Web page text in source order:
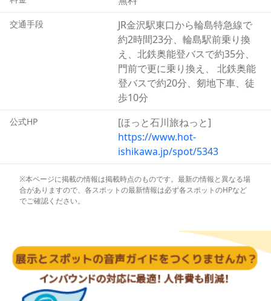
実際は砂に含まれている0.4ミリほどの石英と砂が、踏ま
れた圧力と摩擦で音を出す現象で全国にはおよそ30か所
あります。また不純物を含むと音も出にくくなるため、鳴
き砂のある海岸はきれいだということになります。
琴ヶ浜海岸は、透き通るような海水と茜色に染まる夕日が
評判で、夏は海水浴場としても利用されています。
地元では細かな清掃と、行楽客には細かなごみを散らかさ
ないことなど、理解と協力を求めています。
交通手段
JR金沢駅東口から輪島特急線で
約2時間23分、輪島駅前乗り換
え、北鉄奥能登バスで約35分、
門前で更に乗り換え、 北鉄奥能
登バスで約20分、剱地下車、徒
歩10分
公式HP
[ほっと石川旅ねっと]
https://www.hot-
ishikawa.jp/spot/5343
※本ページに掲載の情報は掲載時点のものです。最新の情報と異なる場
合がありますので、各スポットの最新情報は必ず各スポットのHPなど
でご確認ください。